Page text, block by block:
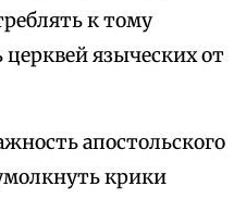
к тому
языческих от
апостольского
крики